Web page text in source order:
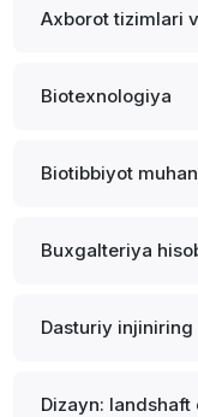
Axborot tizimlari
Biotexnologiya
Biotibbiyot
Buxgalteriya
Dasturiy injiniring
Dizayn: landshaft